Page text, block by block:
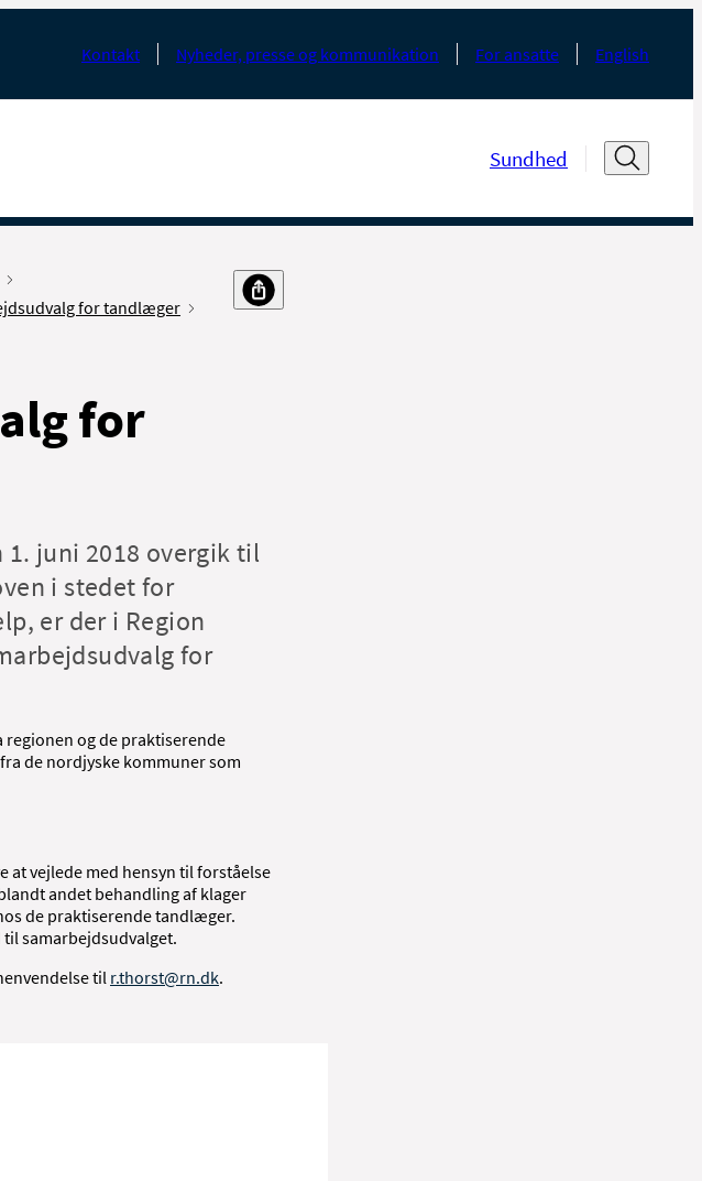
Kontakt Nyheder, presse og kommunikation For ansatte English
Sundhed
for tandlæger
for
juni 2018 overgik til
i stedet for
er der i Region
for
og de praktiserende
de nordjyske kommuner som
vejlede med hensyn til forståelse
andet behandling af klager
de praktiserende tandlæger.
samarbejdsudvalget.
til r.thorst@rn.dk.